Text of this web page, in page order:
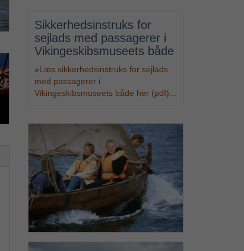
Sikkerhedsinstruks for
sejlads med passagerer i
Vikingeskibsmuseets både
»Læs sikkerhedsinstruks for sejlads
med passagerer i
Vikingeskibsmuseets både her (pdf)...